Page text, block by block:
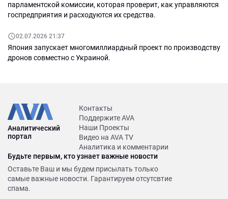
парламентской комиссии, которая проверит, как управляются
госпредприятия и расходуются их средства.
02.07.2026 21:37
Япония запускает многомиллиардный проект по производству
дронов совместно с Украиной.
Аналитический
портал
Контакты
Поддержите AVA
Наши Проекты
Видео на AVA TV
Аналитика и комментарии
Будьте первым, кто узнает важные новости
Оставьте Ваш и мы будем присылать только
самые важные новости. Гарантируем отсутсвтие
спама.